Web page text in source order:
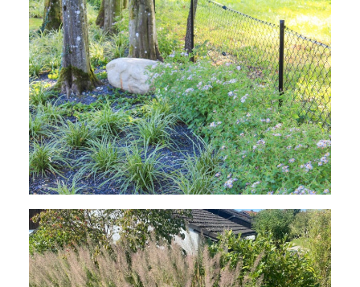
Carex foliosissima 'Icedance', als immergrüne
Unterpflanzung unter Bäumen
Calamagrostis brachytricha, das früh